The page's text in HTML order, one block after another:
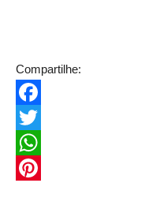
Compartilhe:
Facebook
Twitter
WhatsApp